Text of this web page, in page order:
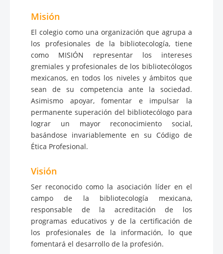
AFILIACIÓN
RECURSOS EN LÍNEA
CONTACTO
Misión
El colegio como una organización que agrupa a
los profesionales de la bibliotecología, tiene
como MISIÓN representar los intereses
gremiales y profesionales de los bibliotecólogos
mexicanos, en todos los niveles y ámbitos que
sean de su competencia ante la sociedad.
Asimismo apoyar, fomentar e impulsar la
permanente superación del bibliotecólogo para
lograr un mayor reconocimiento social,
basándose invariablemente en su Código de
Ética Profesional.
Visión
Ser reconocido como la asociación líder en el
campo de la bibliotecología mexicana,
responsable de la acreditación de los
programas educativos y de la certificación de
los profesionales de la información, lo que
fomentará el desarrollo de la profesión.